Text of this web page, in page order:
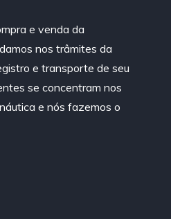
e venda da
nos trâmites da
e transporte de seu
se concentram nos
e nós fazemos o